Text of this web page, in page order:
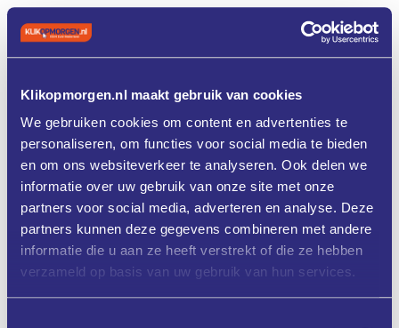
Klikopmorgen.nl maakt gebruik van cookies
We gebruiken cookies om content en advertenties te
personaliseren, om functies voor social media te bieden
en om ons websiteverkeer te analyseren. Ook delen we
informatie over uw gebruik van onze site met onze
partners voor social media, adverteren en analyse. Deze
partners kunnen deze gegevens combineren met andere
informatie die u aan ze heeft verstrekt of die ze hebben
verzameld op basis van uw gebruik van hun services.